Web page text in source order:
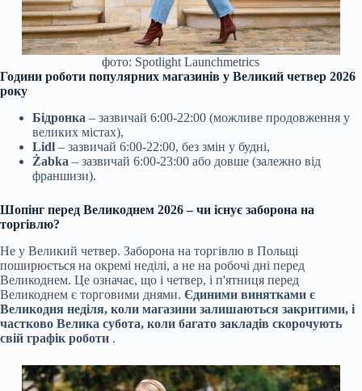
фото: Spotlight Launchmetrics
Години роботи популярних магазинів у Великий четвер 2026
року
Бідронка – зазвичай 6:00-22:00 (можливе продовження у
великих містах),
Lidl – зазвичай 6:00-22:00, без змін у будні,
Żabka – зазвичай 6:00-23:00 або довше (залежно від
франшизи).
Шопінг перед Великоднем 2026 – чи існує заборона на
торгівлю?
Не у Великий четвер. Заборона на торгівлю в Польщі
поширюється на окремі неділі, а не на робочі дні перед
Великоднем. Це означає, що і четвер, і п'ятниця перед
Великоднем є торговими днями. Єдиними винятками є
Великодня неділя, коли магазини залишаються закритими, і
частково Велика субота, коли багато закладів скорочують
свій графік роботи .